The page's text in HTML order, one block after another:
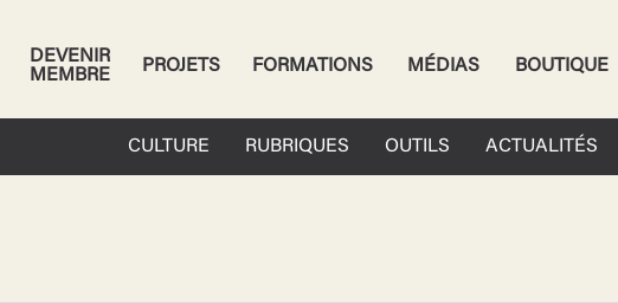
DEVENIR
MEMBRE
PROJETS FORMATIONS MÉDIAS BOUTIQUE
CULTURE RUBRIQUES OUTILS ACTUALITÉS